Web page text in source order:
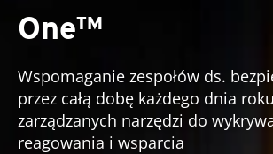
One™
Wspomaganie zespołów ds.
przez całą dobę każdego dnia
zarządzanych narzędzi do
reagowania i wsparcia